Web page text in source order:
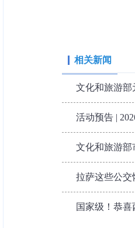
相关新闻
文化和旅游部
活动预告 |
文化和旅游部
拉萨这些公交
国家级！恭